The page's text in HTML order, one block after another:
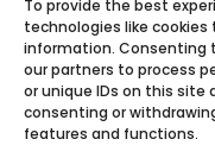
To provide the best
technologies like
information. Consenting
our partners to process
or unique IDs on this site
consenting or
features and functions.
Prés
2520 La
076 355 35 03